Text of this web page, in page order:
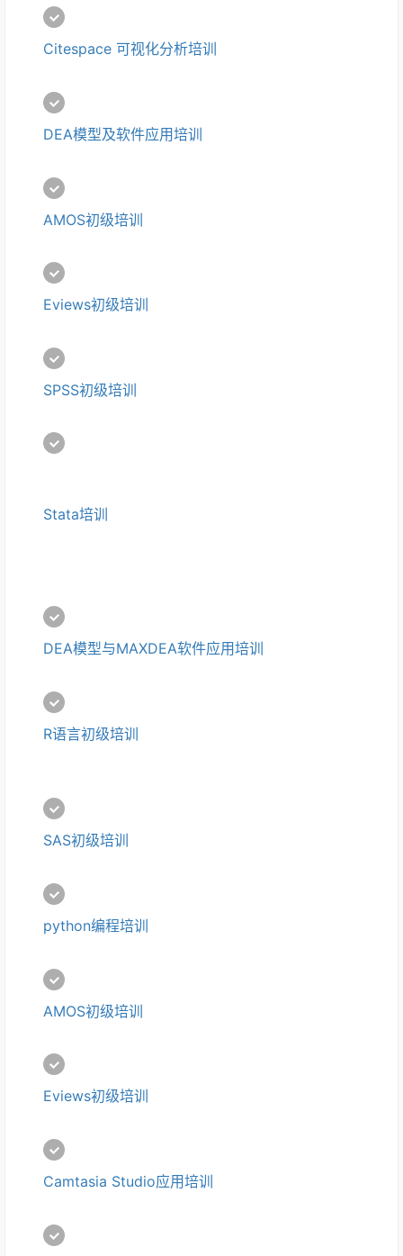
Citespace 可视化分析培训
DEA模型及软件应用培训
AMOS初级培训
Eviews初级培训
SPSS初级培训
Stata培训
DEA模型与MAXDEA软件应用培训
R语言初级培训
SAS初级培训
python编程培训
AMOS初级培训
Eviews初级培训
Camtasia Studio应用培训